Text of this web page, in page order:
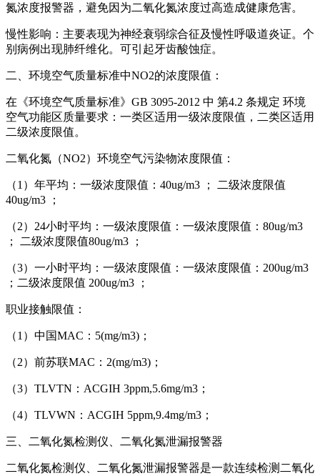
氮浓度报警器，避免因为二氧化氮浓度过高造成健康危害。
慢性影响：主要表现为神经衰弱综合征及慢性呼吸道炎证。个
别病例出现肺纤维化。可引起牙齿酸蚀症。
二、环境空气质量标准中NO2的浓度限值：
在《环境空气质量标准》GB 3095-2012 中 第4.2 条规定 环境
空气功能区质量要求：一类区适用一级浓度限值，二类区适用
二级浓度限值。
二氧化氮（NO2）环境空气污染物浓度限值：
（1）年平均：一级浓度限值：40ug/m3 ； 二级浓度限值
40ug/m3 ；
（2）24小时平均：一级浓度限值：一级浓度限值：80ug/m3
； 二级浓度限值80ug/m3 ；
（3）一小时平均：一级浓度限值：一级浓度限值：200ug/m3
；二级浓度限值 200ug/m3 ；
职业接触限值：
（1）中国MAC：5(mg/m3)；
（2）前苏联MAC：2(mg/m3)；
（3）TLVTN：ACGIH 3ppm,5.6mg/m3；
（4）TLVWN：ACGIH 5ppm,9.4mg/m3；
三、二氧化氮检测仪、二氧化氮泄漏报警器
二氧化氮检测仪、二氧化氮泄漏报警器是一款连续检测二氧化